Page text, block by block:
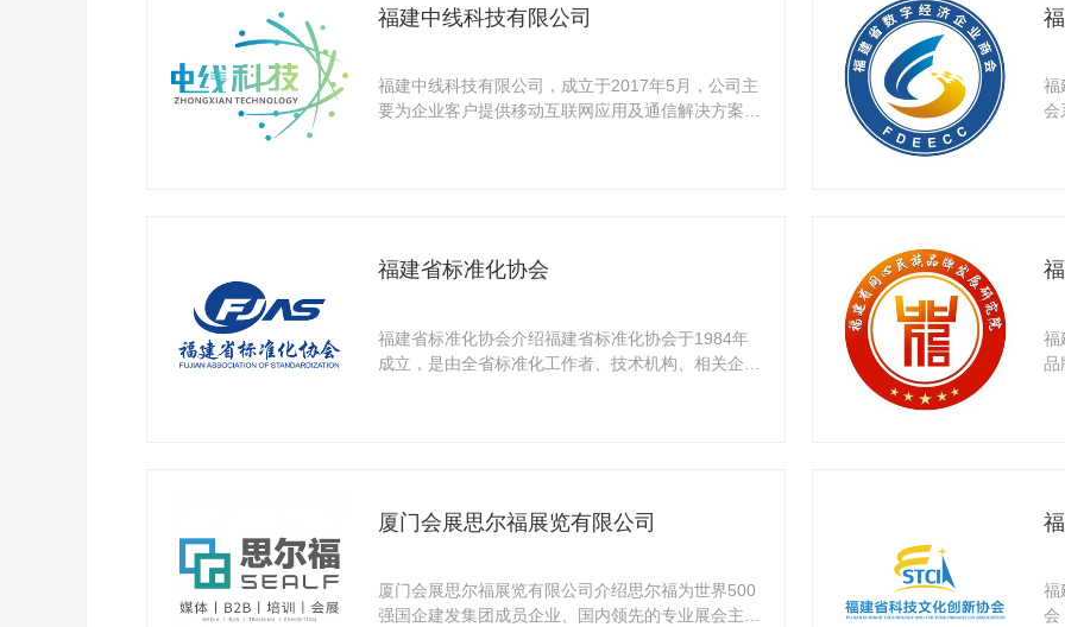
福建中线科技有限公司
福建中线科技有限公司，成立于2017年5月，公司主
要为企业客户提供移动互联网应用及通信解决方案，
福
会
福建省标准化协会
福建省标准化协会介绍福建省标准化协会于1984年
成立，是由全省标准化工作者、技术机构、相关企事
福
品
厦门会展思尔福展览有限公司
厦门会展思尔福展览有限公司介绍思尔福为世界500
强国企建发集团成员企业、国内领先的专业展会主办
福
会